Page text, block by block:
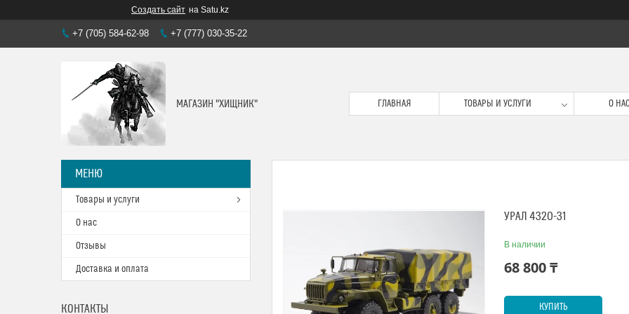
Создать сайт на Satu.kz
+7 (705) 584-62-98 +7 (777) 030-35-22
МАГАЗИН "ХИЩНИК" ГЛАВНАЯ ТОВАРЫ И УСЛУГИ О
УРАЛ 4320-31
В наличии
68 800 ₸
КУПИТЬ
Товары и услуги
О нас
Отзывы
Доставка и оплата
КОНТАКТЫ